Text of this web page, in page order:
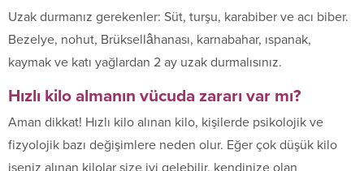
Uzak durmanız gerekenler: Süt, turşu, karabiber ve acı biber.
Bezelye, nohut, Brüksellâhanası, karnabahar, ıspanak,
kaymak ve katı yağlardan 2 ay uzak durmalısınız.
Hızlı kilo almanın vücuda zararı var mı?
Aman dikkat! Hızlı kilo alınan kilo, kişilerde psikolojik ve
fizyolojik bazı değişimlere neden olur. Eğer çok düşük kilo